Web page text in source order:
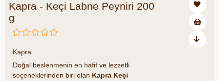
Kapra - Keçi Labne Peyniri 200
g
Kapra
Doğal beslenmenin en hafif ve lezzetli
seçeneklerinden biri olan Kapra Keçi